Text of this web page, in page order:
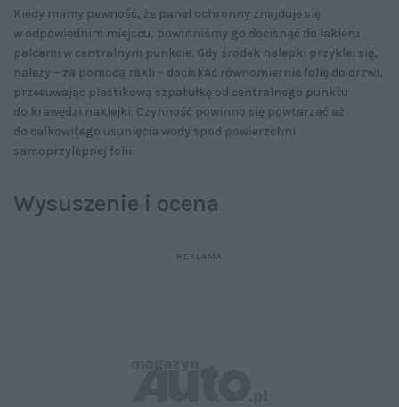
Kiedy mamy pewność, że panel ochronny znajduje się
w odpowiednim miejscu, powinniśmy go docisnąć do lakieru
palcami w centralnym punkcie. Gdy środek nalepki przyklei się,
należy – za pomocą rakli – dociskać równomiernie folię do drzwi,
przesuwając plastikową szpatułkę od centralnego punktu
do krawędzi naklejki. Czynność powinno się powtarzać aż
do całkowitego usunięcia wody spod powierzchni
samoprzylepnej folii.
Wysuszenie i ocena